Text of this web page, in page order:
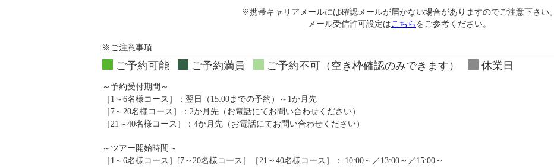
※携帯キャリアメールには確認メールが届かない場合がありますのでご注意下さい。
メール受信許可設定はこちら をご参考ください。
※ご注意事項
ご予約可能 ご予約満員 ご予約不可（空き枠確認のみできます） 休業日
～予約受付期間～
［1～6名様コース］：翌日（15:00までの予約）～1か月先
［7～20名様コース］：2か月先（お電話にてお問い合わせください）
［21～40名様コース］：4か月先（お電話にてお問い合わせください）
～ツアー開始時間～
［1～6名様コース］[7～20名様コース］［21～40名様コース］： 10:00～／13:00～／15:00～